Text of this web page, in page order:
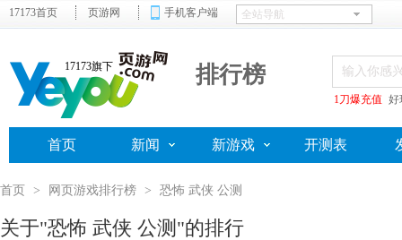
17173首页 页游网 手机客户端
17173旗下 排行榜
1刀爆充值 好
首页 新闻 新游戏 开测表
首页 > 网页游戏排行榜 > 恐怖 武侠 公测
关于"恐怖 武侠 公测"的排行